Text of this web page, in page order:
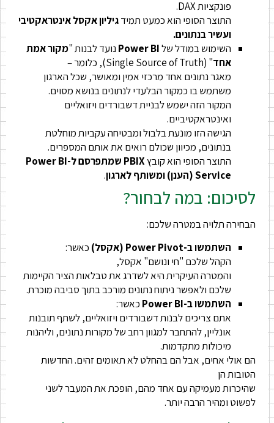
פונקציות DAX.
התוצר הסופי הוא כמעט תמידגיליון אקסל אינטראקטיבי
ועשיר בנתונים.
השימוש במודל שלPower BI נועד לבנות "מקור אמת
אחד" (Single Source of Truth), כלומר –
מאגר נתונים אחד מרכזי אמין ומאושר, שכל הארגון
משתמש בו כמקור הבלעדי לנתונים בנושא מסוים.
המקור הזה ישמש לבניית דשבורדים ויזואליים
ואינטראקטיביים.
הגישה הזו מונעת בלבול ומבטיחה עקביות מוחלטת
בנתונים, מכיוון שכולם רואים את אותם המספרים.
התוצר הסופי הוא קובץ
PBIX שמתפרסם ל-Power BI
Service (הענן) ומשותף
לארגון.
לסיכום: במה לבחור?
הבחירה תלויה במטרה שלכם:
השתמשו ב-Power Pivot (אקסל)
כאשר:
הקהל שלכם "חי ונושם" אקסל,
והמטרה העיקרית היא לשדרג את טבלאות הציר הקיימות
שלכם ולאפשר ניתוח נתונים מורכב בתוך סביבה מוכרת.
השתמשו ב-Power BI
כאשר:
אתם צריכים לבנות דשבורדים ויזואליים, לשתף תובנות
אונליין, להתחבר למגוון רחב של מקורות נתונים, וליהנות
מיכולות מתקדמות.
הם אולי אחים, אבל הם בהחלט לא תאומים זהים. החדשות
הטובות הן
שהיכרות מעמיקה עם אחד מהם, הופכת את המעבר לשני
לפשוט ומהיר הרבה יותר.